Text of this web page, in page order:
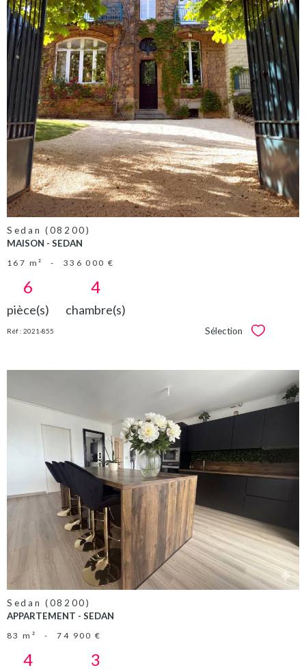
VOIR LE
BIEN
Sedan (08200)
MAISON - SEDAN
167 m² - 336 000 €
6
pièce(s)
4
chambre(s)
Réf : 2021-855 Sélection Sélectionner
VOIR LE
BIEN
Sedan (08200)
APPARTEMENT - SEDAN
83 m² - 74 900 €
4 3